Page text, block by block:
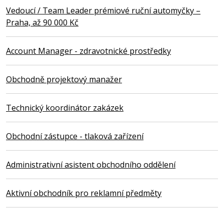
Vedoucí / Team Leader prémiové ruční automyčky –
Praha, až 90 000 Kč
Account Manager - zdravotnické prostředky
Obchodně projektový manažer
Technický koordinátor zakázek
Obchodní zástupce - tlaková zařízení
Administrativní asistent obchodního oddělení
Aktivní obchodník pro reklamní předměty